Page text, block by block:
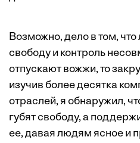
Возможно, дело в том,
свободу и контроль
отпускают вожжи, то
изучив более десятка
отраслей, я обнаружил,
губят свободу, а
ее, давая людям ясное и